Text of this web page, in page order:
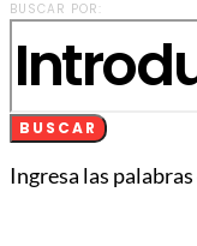
BUSCAR POR:
BUSCAR
Ingresa las